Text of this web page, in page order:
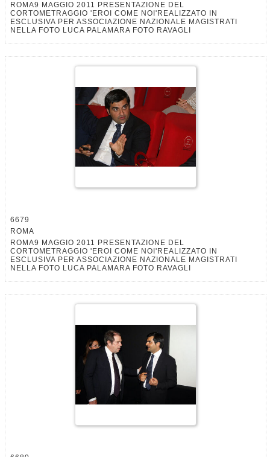
ROMA9 MAGGIO 2011 PRESENTAZIONE DEL
CORTOMETRAGGIO 'EROI COME NOI'REALIZZATO IN
ESCLUSIVA PER ASSOCIAZIONE NAZIONALE MAGISTRATI
NELLA FOTO LUCA PALAMARA FOTO RAVAGLI
6679
ROMA
ROMA9 MAGGIO 2011 PRESENTAZIONE DEL
CORTOMETRAGGIO 'EROI COME NOI'REALIZZATO IN
ESCLUSIVA PER ASSOCIAZIONE NAZIONALE MAGISTRATI
NELLA FOTO LUCA PALAMARA FOTO RAVAGLI